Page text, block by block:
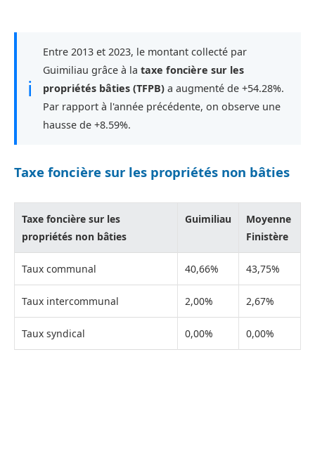
ℹ
Entre 2013 et 2023, le montant collecté par
Guimiliau grâce à la taxe foncière sur les
propriétés bâties (TFPB) a augmenté de +54.28%.
Par rapport à l'année précédente, on observe une
hausse de +8.59%.
Taxe foncière sur les propriétés non bâties
Taxe foncière sur les
propriétés non bâties
Guimiliau
Moyenne
Finistère
Taux communal 40,66% 43,75%
Taux intercommunal 2,00% 2,67%
Taux syndical 0,00% 0,00%